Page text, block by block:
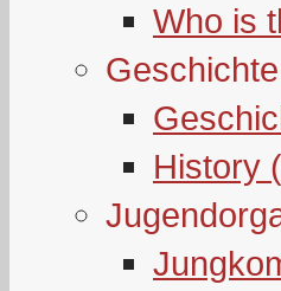
Who is
History